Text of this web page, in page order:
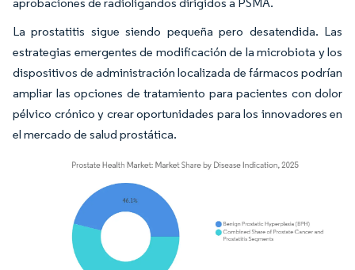
La prostatitis sigue siendo pequeña pero desatendida. Las
estrategias emergentes de modificación de la microbiota y los
dispositivos de administración localizada de fármacos podrían
ampliar las opciones de tratamiento para pacientes con dolor
pélvico crónico y crear oportunidades para los innovadores en
el mercado de salud prostática.